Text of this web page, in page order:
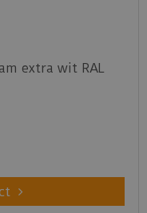
extra wit RAL